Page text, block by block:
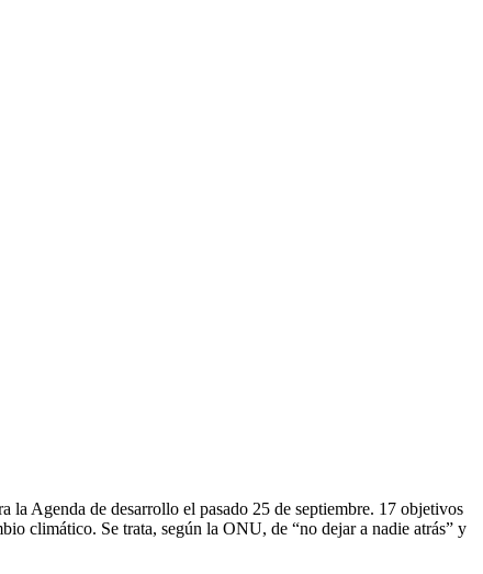
la Agenda de desarrollo el pasado 25 de septiembre. 17 objetivos
climático. Se trata, según la ONU, de “no dejar a nadie atrás” y